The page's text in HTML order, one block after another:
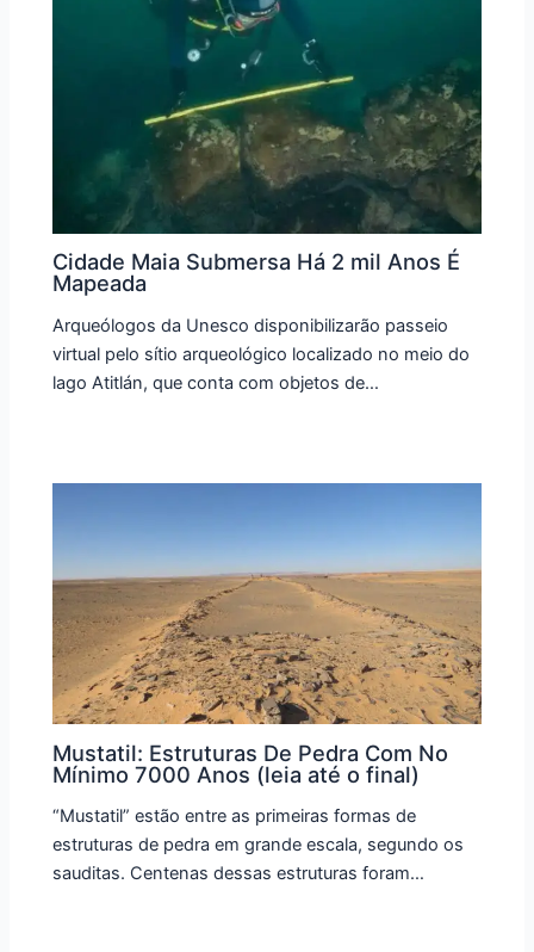
Cidade Maia Submersa Há 2 mil Anos É
Mapeada
Arqueólogos da Unesco disponibilizarão passeio
virtual pelo sítio arqueológico localizado no meio do
lago Atitlán, que conta com objetos de…
Mustatil: Estruturas De Pedra Com No
Mínimo 7000 Anos (leia até o final)
“Mustatil” estão entre as primeiras formas de
estruturas de pedra em grande escala, segundo os
sauditas. Centenas dessas estruturas foram…